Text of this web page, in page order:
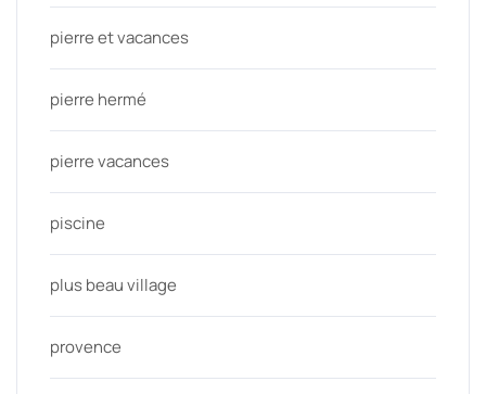
pierre et vacances
pierre hermé
pierre vacances
piscine
plus beau village
provence